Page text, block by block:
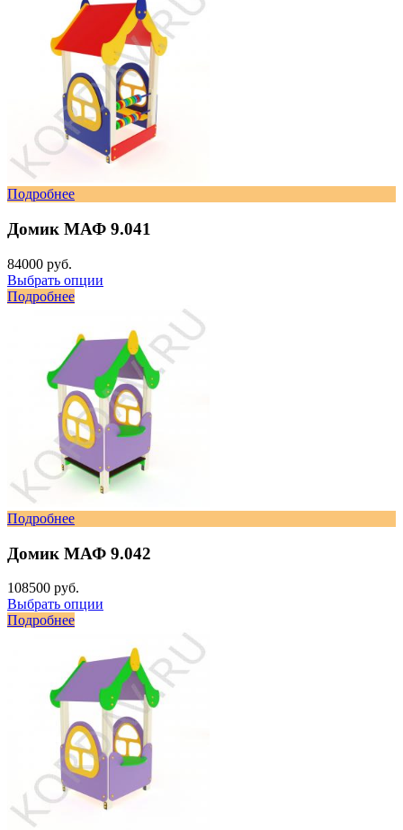
Подробнее
Домик МАФ 9.041
84000 руб.
Выбрать опции
Подробнее
Подробнее
Домик МАФ 9.042
108500 руб.
Выбрать опции
Подробнее